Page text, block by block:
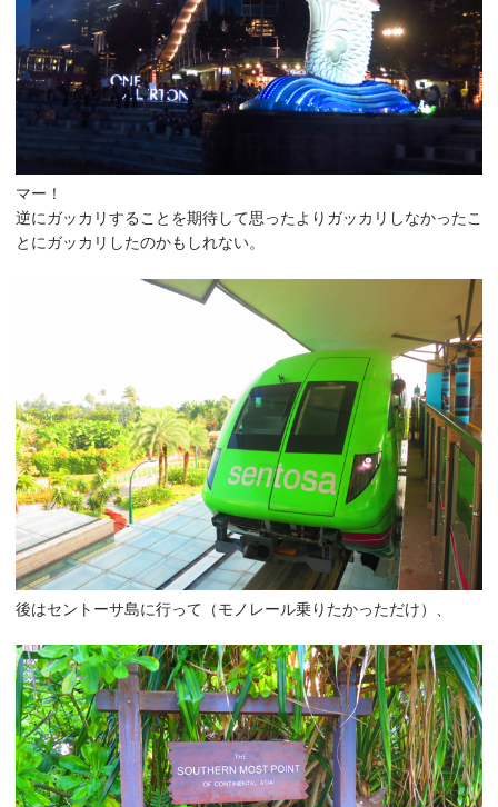
マー！
逆にガッカリすることを期待して思ったよりガッカリしなかったこ
とにガッカリしたのかもしれない。
後はセントーサ島に行って（モノレール乗りたかっただけ）、